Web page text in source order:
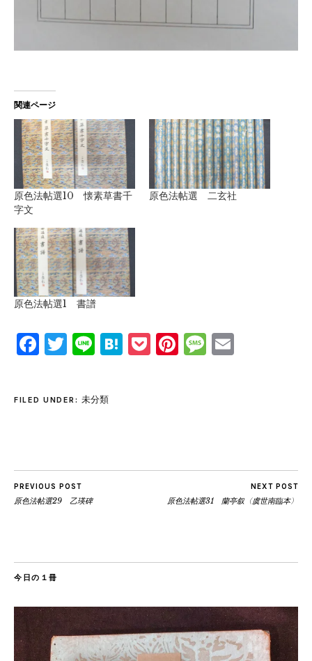
関連ページ
原色法帖選10 懐素草書千
字文
原色法帖選 二玄社
原色法帖選1 書譜
Facebook
Twitter
LineHatena
Pocket
Pinterest
Message
FILED UNDER: 未分類
PREVIOUS POST
原色法帖選29 乙瑛碑
NEXT POST
原色法帖選31 蘭亭叙〈虞世南臨本〉
今日の１冊